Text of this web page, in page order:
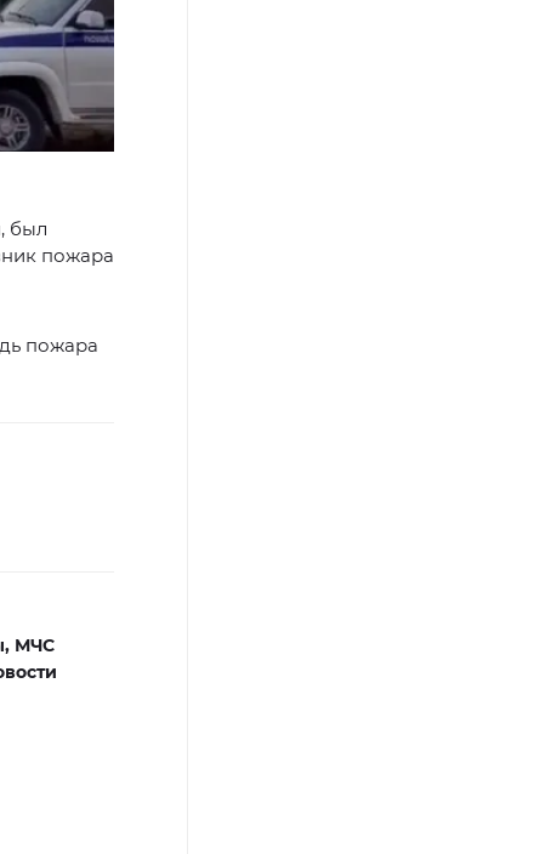
был
пожара
пожара
МЧС